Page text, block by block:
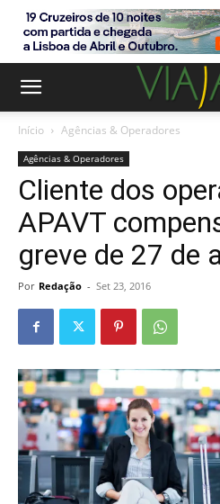
Início Agências & Operadores
Agências & Operadores
Cliente dos
APAVT
greve de 27 de
Por Redação - Set 23, 2016